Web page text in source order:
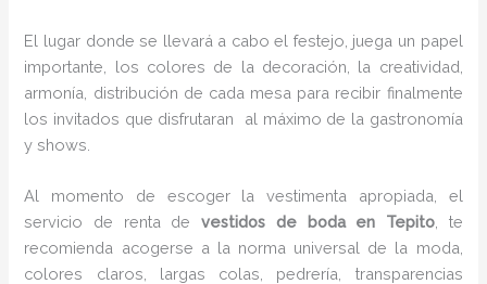
El lugar donde se llevará a cabo el festejo, juega un papel
importante, los colores de la decoración, la creatividad,
armonía, distribución de cada mesa para recibir finalmente
los invitados que disfrutaran al máximo de la gastronomía
y shows.
Al momento de escoger la vestimenta apropiada, el
servicio de renta devestidos de boda en Tepito, te
recomienda acogerse a la norma universal de la moda,
colores claros, largas colas, pedrería, transparencias